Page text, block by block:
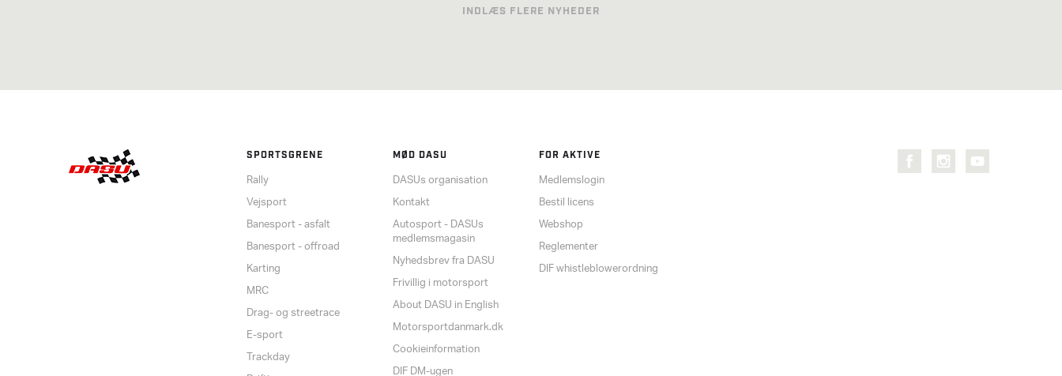
INDLÆS FLERE NYHEDER
SPORTSGRENE
Rally
Vejsport
Banesport - asfalt
Banesport - offroad
Karting
MRC
Drag- og streetrace
E-sport
Trackday
MØD DASU
DASUs organisation
Kontakt
Autosport - DASUs
medlemsmagasin
Nyhedsbrev fra DASU
Frivillig i motorsport
About DASU in English
Motorsportdanmark.dk
Cookieinformation
FOR AKTIVE
Medlemslogin
Bestil licens
Webshop
Reglementer
DIF whistleblowerordning